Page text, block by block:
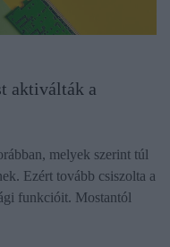
aktiválták a
melyek szerint túl
Ezért tovább csiszolta a
funkcióit. Mostantól